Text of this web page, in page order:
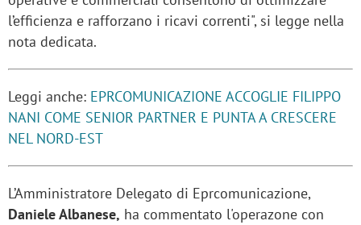
l’efficienza e rafforzano i ricavi correnti", si legge nella
nota dedicata.
Leggi anche: EPRCOMUNICAZIONE ACCOGLIE FILIPPO
NANI COME SENIOR PARTNER E PUNTA A CRESCERE
NEL NORD-EST
L’Amministratore Delegato di Eprcomunicazione,
Daniele Albanese, ha commentato l'operazone con